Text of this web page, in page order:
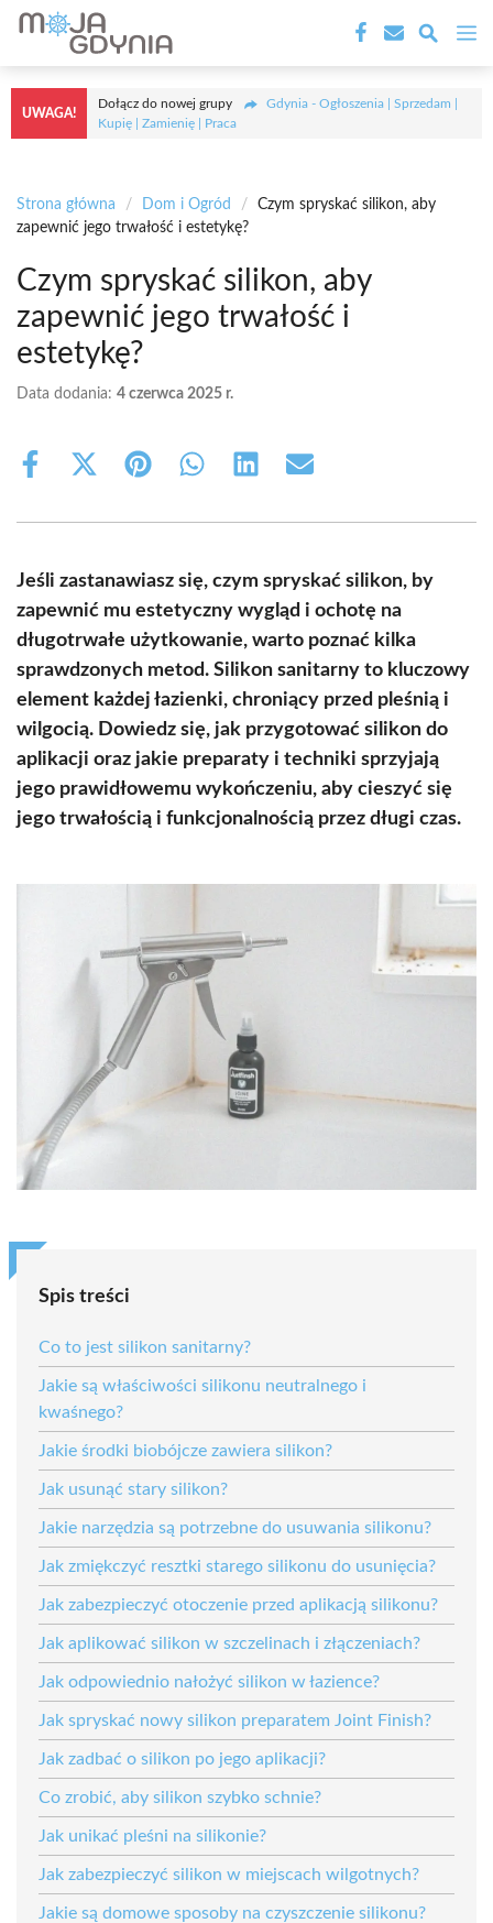
Przejdź
treści
UWAGA!
Dołącz do nowej grupy
Gdynia - Ogłoszenia | Sprzedam |
Kupię | Zamienię | Praca
Strona główna / Dom i Ogród /
Czym spryskać silikon, aby
zapewnić jego trwałość i estetykę?
Czym spryskać silikon, aby
zapewnić jego trwałość i
estetykę?
Data dodania: 4 czerwca 2025 r.
Share
Share
(Twitter)
Share Share Share Share
Jeśli zastanawiasz się, czym spryskać silikon, by
zapewnić mu estetyczny wygląd i ochotę na
długotrwałe użytkowanie, warto poznać kilka
sprawdzonych metod. Silikon sanitarny to kluczowy
element każdej łazienki, chroniący przed pleśnią i
wilgocią. Dowiedz się, jak przygotować silikon do
aplikacji oraz jakie preparaty i techniki sprzyjają
jego prawidłowemu wykończeniu, aby cieszyć się
jego trwałością i funkcjonalnością przez długi czas.
Spis treści
Co to jest silikon sanitarny?
Jakie są właściwości silikonu neutralnego i
kwaśnego?
Jakie środki biobójcze zawiera silikon?
Jak usunąć stary silikon?
Jakie narzędzia są potrzebne do usuwania silikonu?
Jak zmiękczyć resztki starego silikonu do usunięcia?
Jak zabezpieczyć otoczenie przed aplikacją silikonu?
Jak aplikować silikon w szczelinach i złączeniach?
Jak odpowiednio nałożyć silikon w łazience?
Jak spryskać nowy silikon preparatem Joint Finish?
Jak zadbać o silikon po jego aplikacji?
Co zrobić, aby silikon szybko schnie?
Jak unikać pleśni na silikonie?
Jak zabezpieczyć silikon w miejscach wilgotnych?
Jakie są domowe sposoby na czyszczenie silikonu?